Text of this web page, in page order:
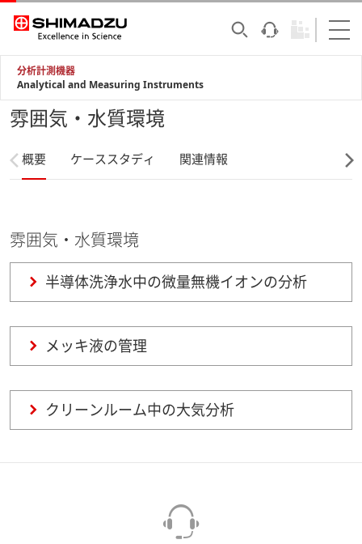
分析計測機器
Analytical and Measuring Instruments
雰囲気・水質環境
概要 ケーススタディ 関連情報
雰囲気・水質環境
半導体洗浄水中の微量無機イオンの分析
メッキ液の管理
クリーンルーム中の大気分析